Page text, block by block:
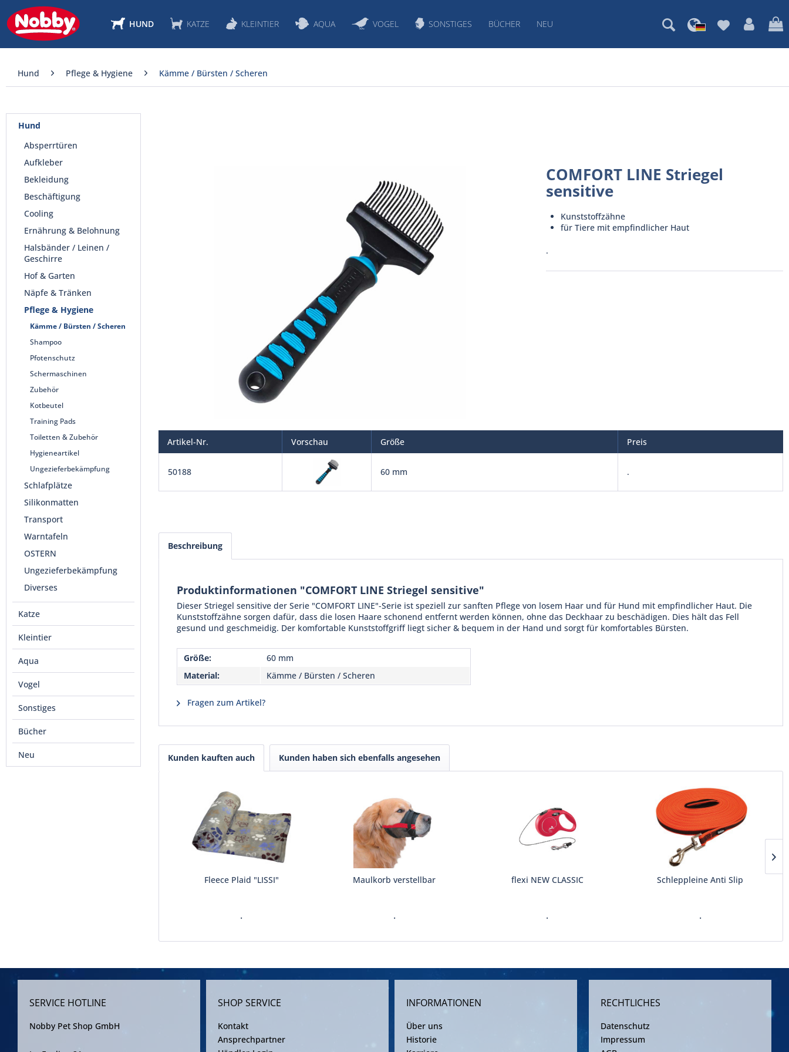
HUND KATZE KLEINTIER AQUA VOGEL SONSTIGES BÜCHER NEU
Hund Pflege & Hygiene Kämme / Bürsten / Scheren
Hund
Absperrtüren
Aufkleber
Bekleidung
Beschäftigung
Cooling
Ernährung & Belohnung
Halsbänder / Leinen /
Geschirre
Hof & Garten
Näpfe & Tränken
Pflege & Hygiene
Kämme / Bürsten / Scheren
Shampoo
Pfotenschutz
Schermaschinen
Zubehör
Kotbeutel
Training Pads
Toiletten & Zubehör
Hygieneartikel
Ungezieferbekämpfung
Schlafplätze
Silikonmatten
Transport
Warntafeln
OSTERN
Ungezieferbekämpfung
Diverses
Katze
Kleintier
Aqua
Vogel
Sonstiges
Bücher
Neu
COMFORT LINE Striegel
sensitive
Kunststoffzähne
für Tiere mit empfindlicher Haut
.
Artikel-Nr. Vorschau Größe Preis
50188 60 mm .
Beschreibung
Produktinformationen "COMFORT LINE Striegel sensitive"
Dieser Striegel sensitive der Serie "COMFORT LINE"-Serie ist speziell zur sanften Pflege von losem Haar und für Hund mit empfindlicher Haut. Die
Kunststoffzähne sorgen dafür, dass die losen Haare schonend entfernt werden können, ohne das Deckhaar zu beschädigen. Dies hält das Fell
gesund und geschmeidig. Der komfortable Kunststoffgriff liegt sicher & bequem in der Hand und sorgt für komfortables Bürsten.
Größe:
60 mm
Material:
Kämme / Bürsten / Scheren
Fragen zum Artikel?
Kunden kauften auch Kunden haben sich ebenfalls angesehen
Fleece Plaid "LISSI"
.
Maulkorb verstellbar
.
flexi NEW CLASSIC
.
Schleppleine Anti Slip
.
SERVICE HOTLINE
Nobby Pet Shop GmbH
SHOP SERVICE
Kontakt
Ansprechpartner
INFORMATIONEN
Über uns
Historie
RECHTLICHES
Datenschutz
Impressum